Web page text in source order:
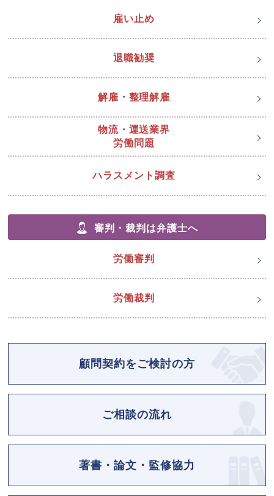
雇い止め
退職勧奨
解雇・整理解雇
物流・運送業界
労働問題
ハラスメント調査
審判・裁判は弁護士へ
労働審判
労働裁判
顧問契約をご検討の方
ご相談の流れ
著書・論文・監修協力